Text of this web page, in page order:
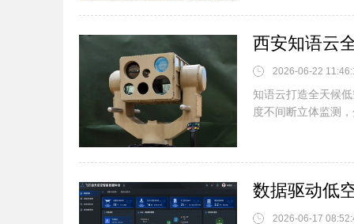
2026-06-22
知语云打造全天候
度不间断立体监测
2026-06-17